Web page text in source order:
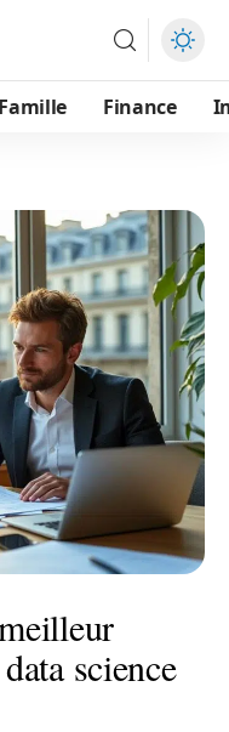
Famille Finance
science